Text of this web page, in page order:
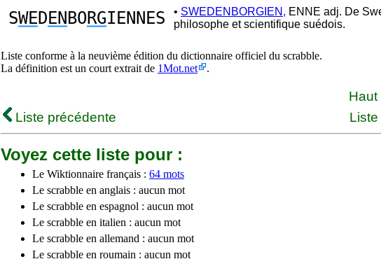
SWEDEN BORGIENNES • SWEDENBORGIEN, ENNE adj. De
philosophe et scientifique suédois.
Liste conforme à la neuvième édition du dictionnaire officiel du scrabble.
La définition est un court extrait de 1Mot.net .
Haut
Liste précédente
Voyez cette liste pour :
Le Wiktionnaire français : 64 mots
Le scrabble en anglais : aucun mot
Le scrabble en espagnol : aucun mot
Le scrabble en italien : aucun mot
Le scrabble en allemand : aucun mot
Le scrabble en roumain : aucun mot